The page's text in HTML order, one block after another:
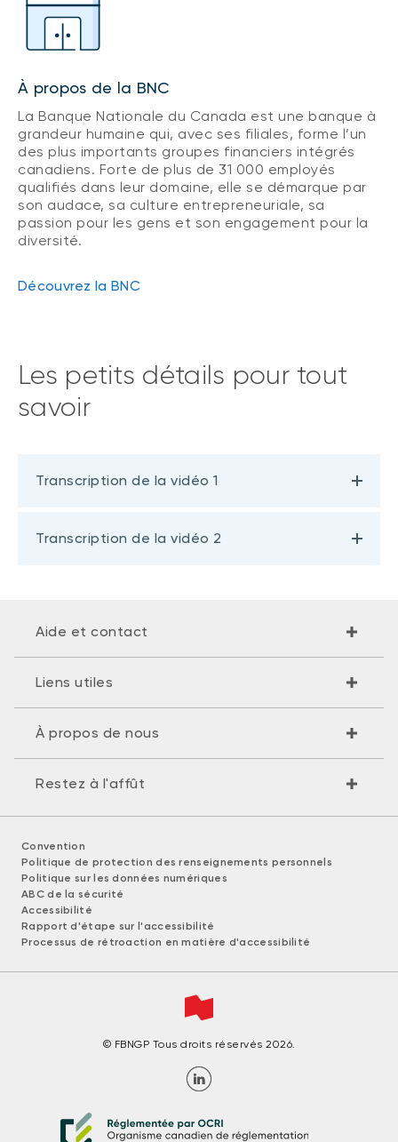
À propos de la BNC
La Banque Nationale du Canada est une banque à
grandeur humaine qui, avec ses filiales, forme l’un
des plus importants groupes financiers intégrés
canadiens. Forte de plus de 31 000 employés
qualifiés dans leur domaine, elle se démarque par
son audace, sa culture entrepreneuriale, sa
passion pour les gens et son engagement pour la
diversité.
Découvrez la BNC
Les petits détails pour tout
savoir
Transcription de la vidéo 1
Transcription de la vidéo 2
Aide et contact
Liens utiles
À propos de nous
Restez à l'affût
Convention
Politique de protection des renseignements personnels
Politique sur les données numériques
ABC de la sécurité
Accessibilité
Rapport d'étape sur l'accessibilité
Processus de rétroaction en matière d'accessibilité
© FBNGP Tous droits réservés 2026.